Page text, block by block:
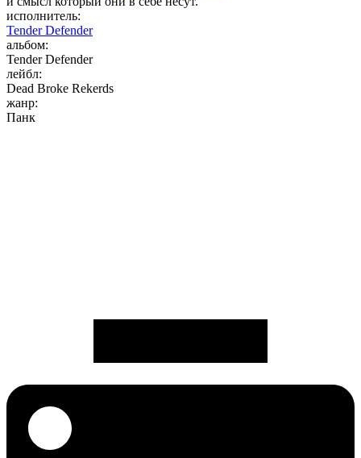
исполнитель:
Tender Defender
альбом:
Tender Defender
лейбл:
Dead Broke Rekerds
жанр:
Панк